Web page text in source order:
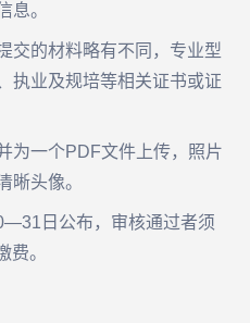
息。
交的材料略有不同，专业型
执业及规培等相关证书或证
为一个PDF文件上传，照片
晰头像。
日公布，审核通过者须
。